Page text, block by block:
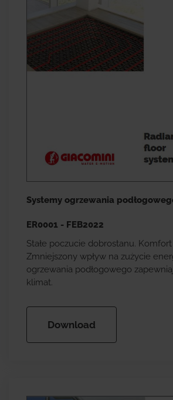
Systemy ogrzewania
ER0001 - FEB2022
Stałe poczucie dobrostanu.
Zmniejszony wpływ na zużycie
ogrzewania podłogowego
klimat.
Download